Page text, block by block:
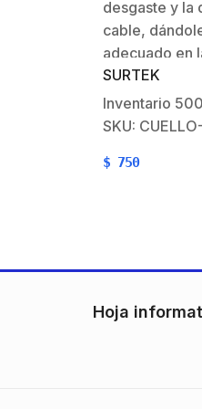
desgaste y la
cable,
adecuado en
ojo.
carga.
SURTEK
Inventario 500
SKU:
$ 750
Hoja